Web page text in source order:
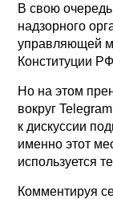
В свою
надзорного
управляющей
Конституции
Но на этом
вокруг
к дискуссии
именно этот
используется
Комментируя